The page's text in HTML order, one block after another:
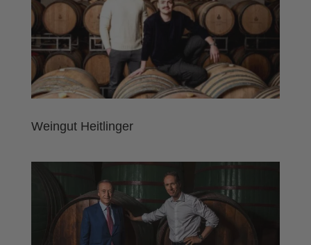
Weingut Heitlinger